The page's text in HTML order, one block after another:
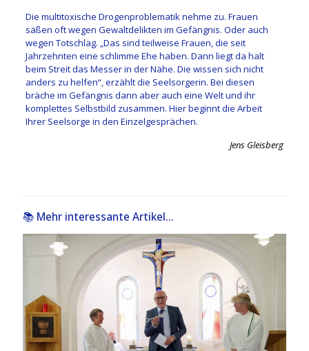
Die multitoxische Drogenproblematik nehme zu. Frauen
säßen oft wegen Gewaltdelikten im Gefängnis. Oder auch
wegen Totschlag. „Das sind teilweise Frauen, die seit
Jahrzehnten eine schlimme Ehe haben. Dann liegt da halt
beim Streit das Messer in der Nähe. Die wissen sich nicht
anders zu helfen“, erzählt die Seelsorgerin. Bei diesen
bräche im Gefängnis dann aber auch eine Welt und ihr
komplettes Selbstbild zusammen. Hier beginnt die Arbeit
Ihrer Seelsorge in den Einzelgesprächen.
Jens Gleisberg
📚 Mehr interessante Artikel...